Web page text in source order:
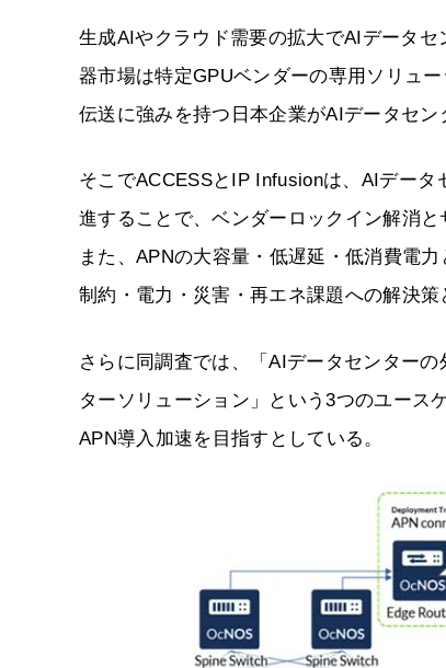
生成AIやクラウド需要の拡大でAIデータ
器市場は特定GPUベンダーの専用ソリュ
伝送に強みを持つ日本企業がAIデータセ
そこでACCESSとIP Infusionは、AIデー
進することで、ベンダーロックイン解消
また、APNの大容量・低遅延・低消費電
制約・電力・災害・再エネ課題への解決
さらに同調査では、「AIデータセンター
ターソリューション」という3つのユース
APN導入加速を目指すとしている。